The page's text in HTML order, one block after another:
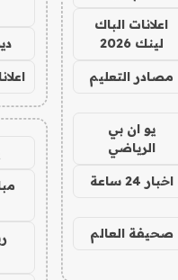
اعلانات الباك
لينك 2026
مصادر التعليم
يو ان بي
الرياضي
اخبار 24 ساعة
صحيفة العالم